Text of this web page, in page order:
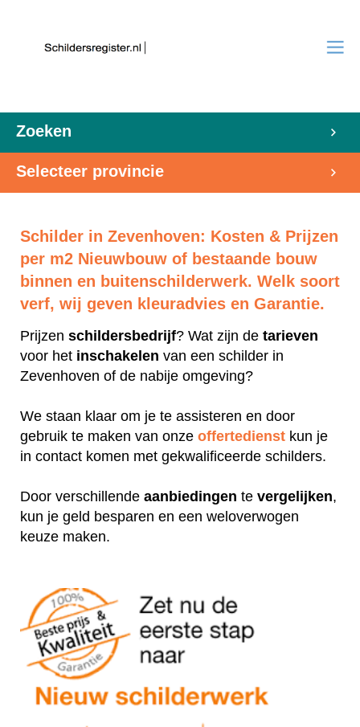
Zoeken
Selecteer provincie
Schilder in Zevenhoven: Kosten & Prijzen
per m2 Nieuwbouw of bestaande bouw
binnen en buitenschilderwerk. Welk soort
verf, wij geven kleuradvies en Garantie.
Prijzen schildersbedrijf? Wat zijn de tarieven
voor het inschakelen van een schilder in
Zevenhoven of de nabije omgeving?
We staan klaar om je te assisteren en door
gebruik te maken van onze offertedienst kun je
in contact komen met gekwalificeerde schilders.
Door verschillende aanbiedingen te vergelijken,
kun je geld besparen en een weloverwogen
keuze maken.